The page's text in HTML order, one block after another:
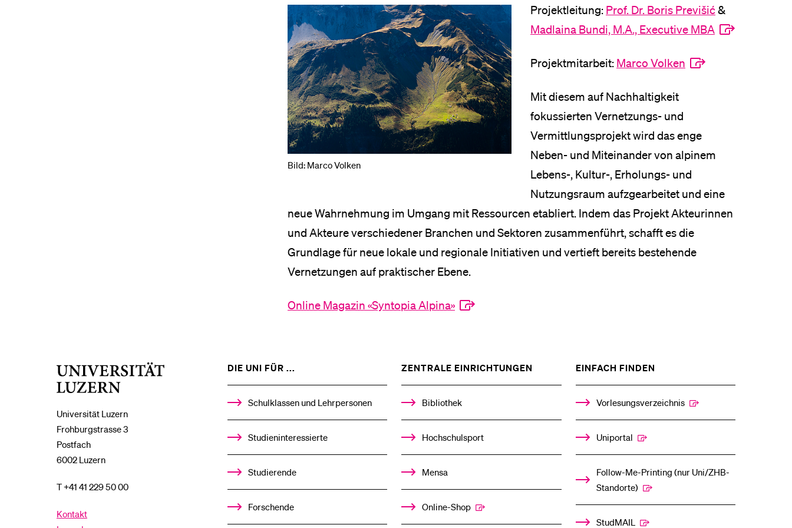
Bild: Marco Volken
Projektleitung: Prof. Dr. Boris Previšić&
Madlaina Bundi, M.A., Executive MBA
Projektmitarbeit: Marco Volken
Mit diesem auf Nachhaltigkeit
fokussierten Vernetzungs- und
Vermittlungsprojekt wird das enge
Neben- und Miteinander von alpinem
Lebens-, Kultur-, Erholungs- und
Nutzungsraum aufzgearbeitet und eine
neue Wahrnehmung im Umgang mit Ressourcen etabliert. Indem das Projekt Akteurinnen
und Akteure verschiedener Branchen und Sektoren zusammenführt, schafft es die
Grundlage für neue lokale und regionale Initiativen und vertieft bereits bestehende
Vernetzungen auf praktischer Ebene.
Online Magazin «Syntopia Alpina»
Universität Luzern
Frohburgstrasse 3
Postfach
6002 Luzern
T +41 41 229 50 00
Kontakt
DIE UNI FÜR ...
%1$S
UNTERMENÜ
Schulklassen und Lehrpersonen
Studieninteressierte
Studierende
Forschende
ZENTRALE EINRICHTUNGEN
%1$S
UNTERMENÜ
Bibliothek
Hochschulsport
Mensa
Online-Shop
EINFACH FINDEN
%1$S
UNTERMENÜ
Vorlesungsverzeichnis
Uniportal
Follow-Me-Printing­ ­(nur Uni/ZHB-
Standorte)
StudMAIL
Mitarbeitende
Alumni
Förderer
Anmeldung und Zulassung